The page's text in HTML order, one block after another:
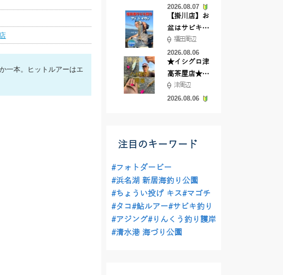
一本。ヒットルアーはエ
2026.08.07
【掛川店】お
盆はサビキ釣
りいきません
か?
福田周辺
2026.08.06
★イシグロ津
高茶屋店★津
近郊ハゼ釣れ
てます！
津周辺
2026.08.06
注目のキーワード
#フォトダービー
#浜名湖 新居海釣り公園
#ちょうい投げ キス#マゴチ
#タコ#鮎ルアー#サビキ釣り
#アジング#りんくう釣り護岸
#清水港 海づり公園